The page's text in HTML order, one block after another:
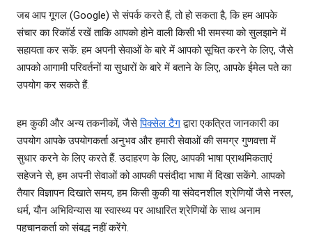
जब आप गूगल (Google) से संपर्क करते हैं, तो हो सकता है, कि हम आपके
संचार का रिकॉर्ड रखें ताकि आपको होने वाली किसी भी समस्‍या को सुलझाने में
सहायता कर सकें. हम अपनी सेवाओं के बारे में आपको सूचित करने के लिए, जैसे
आपको आगामी परिवर्तनों या सुधारों के बारे में बताने के लिए, आपके ईमेल पते का
उपयोग कर सकते हैं.
हम कुकी और अन्‍य तकनीकों, जैसेपिक्‍सेल टैगद्वारा एकत्रित जानकारी का
उपयोग आपके उपयोगकर्ता अनुभव और हमारी सेवाओं की समग्र गुणवत्ता में
सुधार करने के लिए करते हैं. उदाहरण के लिए, आपकी भाषा प्राथमिकताएं
सहेजने से, हम अपनी सेवाओं को आपकी पसंदीदा भाषा में दिखा सकेंगे. आपको
तैयार विज्ञापन दिखाते समय, हम किसी कुकी या संवेदनशील श्रेणियों जैसे नस्‍ल,
धर्म, यौन अभिविन्‍यास या स्‍वास्‍थ्‍य पर आधारित श्रेणियों के साथ अनाम
पहचानकर्ता को संबद्ध नहीं करेंगे.